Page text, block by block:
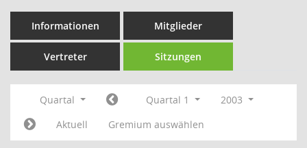
Informationen Mitglieder
Vertreter Sitzungen
Quartal Quartal 1
2003
Aktuell
Gremium auswählen